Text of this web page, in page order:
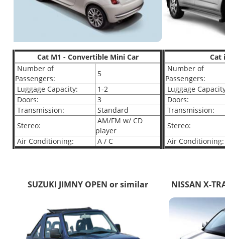
Cat M1 - Convertible Mini Car
Number of
Passengers:
5
Luggage Capacity:
1-2
Doors:
3
Transmission:
Standard
Stereo:
AM/FM w/ CD
player
Air Conditioning:
A / C
Cat
Number of
Passengers:
Luggage
Doors:
Transmission:
Stereo:
Air Conditioning:
SUZUKI JIMNY OPEN or similar NISSAN X-